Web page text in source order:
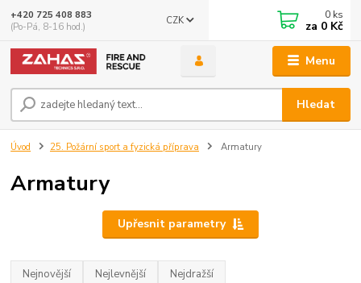
Menu
CZK
Hledat
+420 725 408 883
(Po-Pá, 8-16 hod.)
0 ks
za 0 Kč
Úvod 25. Požární sport a fyzická příprava Armatury
Armatury
Upřesnit parametry
Nejnovější Nejlevnější Nejdražší